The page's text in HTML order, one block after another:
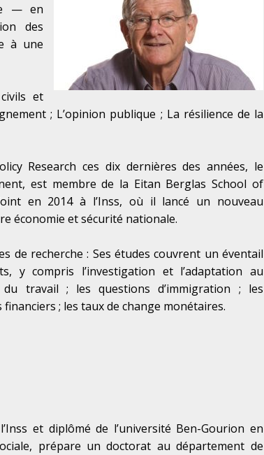
— en
des
à une
et
; L’opinion publique ; La résilience de la
Research ces dix dernières des années, le
est membre de la Eitan Berglas School of
en 2014 à l’Inss, où il lancé un nouveau
économie et sécurité nationale.
de recherche : Ses études couvrent un éventail
y compris l’investigation et l’adaptation au
du travail ; les questions d’immigration ; les
financiers ; les taux de change monétaires.
et diplômé de l’université Ben-Gourion en
prépare un doctorat au département de